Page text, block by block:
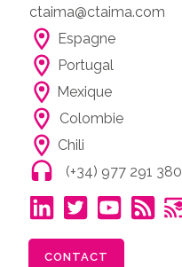
ctaima@ctaima.com
Espagne
Portugal
Mexique
Colombie
Chili
(+34) 977 291 380
CONTACT